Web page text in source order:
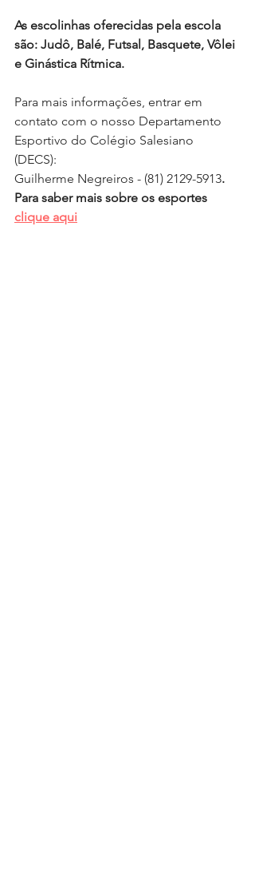
As escolinhas oferecidas pela escola
são: Judô, Balé, Futsal, Basquete, Vôlei
e Ginástica Rítmica.
Para mais informações, entrar em
contato com o nosso Departamento
Esportivo do Colégio Salesiano
(DECS):
Guilherme Negreiros - (81) 2129-5913.
Para saber mais sobre os esportes
clique aqui